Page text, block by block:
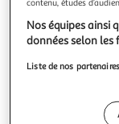
contenu, études
Nos équipes ainsi
données selon les
Liste de nos